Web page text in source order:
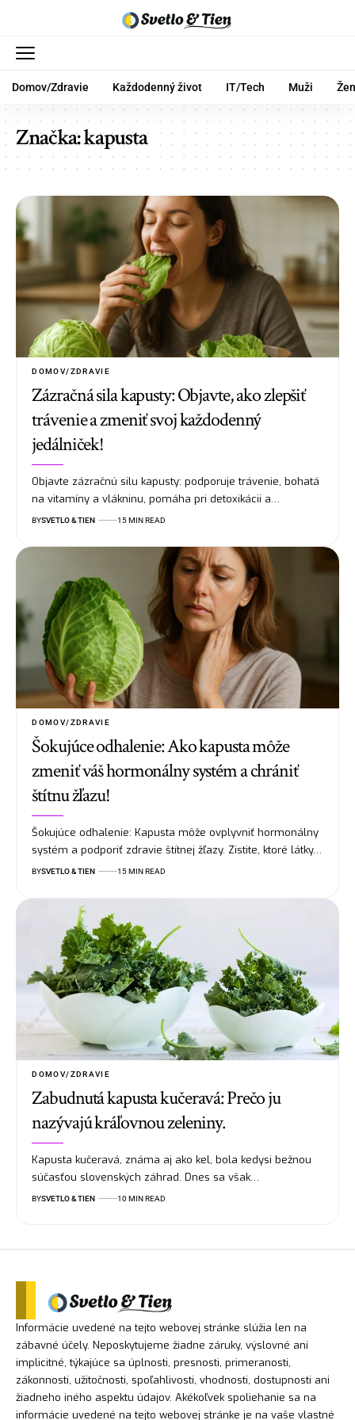
Domov/Zdravie Každodenný život IT/Tech Muži
Značka:kapusta
DOMOV/ZDRAVIE
Zázračná sila kapusty: Objavte, ako zlepšiť
trávenie a zmeniť svoj každodenný
jedálniček!
Objavte zázračnú silu kapusty: podporuje trávenie, bohatá
na vitamíny a vlákninu, pomáha pri detoxikácii a…
BYSVETLO & TIEN 15 MIN READ
DOMOV/ZDRAVIE
Šokujúce odhalenie: Ako kapusta môže
zmeniť váš hormonálny systém a chrániť
štítnu žľazu!
Šokujúce odhalenie: Kapusta môže ovplyvniť hormonálny
systém a podporiť zdravie štítnej žľazy. Zistite, ktoré látky…
BYSVETLO & TIEN 15 MIN READ
DOMOV/ZDRAVIE
Zabudnutá kapusta kučeravá: Prečo ju
nazývajú kráľovnou zeleniny.
Kapusta kučeravá, známa aj ako kel, bola kedysi bežnou
súčasťou slovenských záhrad. Dnes sa však…
BYSVETLO & TIEN 10 MIN READ
Informácie uvedené na tejto webovej stránke slúžia len na
zábavné účely. Neposkytujeme žiadne záruky, výslovné ani
implicitné, týkajúce sa úplnosti, presnosti, primeranosti,
zákonnosti, užitočnosti, spoľahlivosti, vhodnosti, dostupnosti ani
žiadneho iného aspektu údajov. Akékoľvek spoliehanie sa na
informácie uvedené na tejto webovej stránke je na vaše vlastné